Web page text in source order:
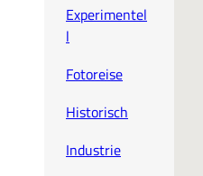
Experimentel
l
Fotoreise
Historisch
Industrie